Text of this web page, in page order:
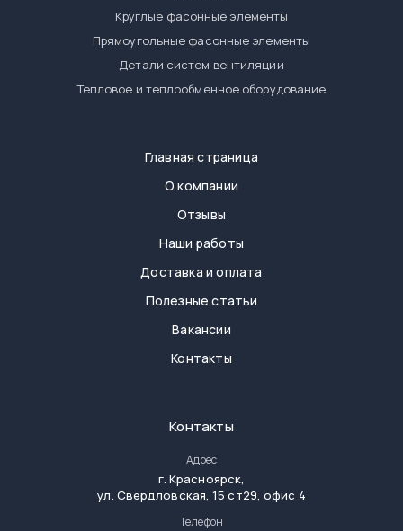
Круглые фасонные элементы
Прямоугольные фасонные элементы
Детали систем вентиляции
Тепловое и теплообменное оборудование
Главная страница
О компании
Отзывы
Наши работы
Доставка и оплата
Полезные статьи
Вакансии
Контакты
Контакты
Адрес
г.Красноярск
ул. Свердловская, 15 ст29, офис 4
Телефон